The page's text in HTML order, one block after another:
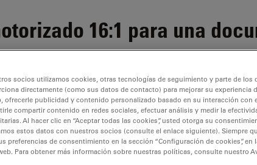
16:1 para una
Póngase en contacto con nosotros para obtener
socios utilizamos cookies, otras tecnologías de seguimiento y parte de los
directamente (como sus datos de contacto) para mejorar su experiencia
ofrecerle publicidad y contenido personalizado basado en su interacción con
compartir contenido en redes sociales, efectuar análisis y medir la
Al hacer clic en “Aceptar todas las cookies”, usted otorga su
estos datos con nuestros socios (consulte el enlace siguiente). Siempre
preferencias de consentimiento en la sección “Configuración de cookies”, en
Para obtener más información sobre nuestras políticas, consulte nuestro